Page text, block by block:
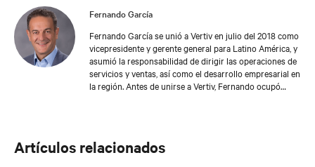
Fernando García
Fernando García se unió a Vertiv en julio del 2018 como
vicepresidente y gerente general para Latino América, y
asumió la responsabilidad de dirigir las operaciones de
servicios y ventas, así como el desarrollo empresarial en
la región. Antes de unirse a Vertiv, Fernando ocupó
compañía como el líder regional en diseño,
Artículos relacionados